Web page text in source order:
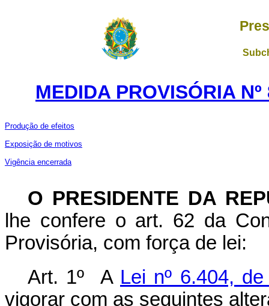
MEDIDA PROVISÓRIA
Produção de efeitos
Exposição de motivos
Vigência encerrada
O PRESIDENTE DA
lhe confere o art. 62 da
Provisória, com força de lei:
Art. 1º A Lei nº 6.404,
vigorar com as seguintes